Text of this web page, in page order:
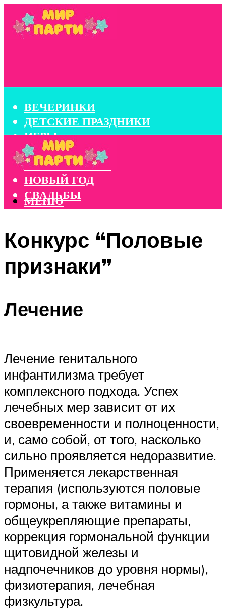
ВЕЧЕРИНКИ
ДЕТСКИЕ ПРАЗДНИКИ
ИГРЫ
КОНКУРСЫ
КОРПОРАТИВЫ
НОВЫЙ ГОД
СВАДЬБЫ
МЕНЮ
Конкурс “Половые
признаки”
Лечение
Лечение генитального
инфантилизма требует
комплексного подхода. Успех
лечебных мер зависит от их
своевременности и полноценности,
и, само собой, от того, насколько
сильно проявляется недоразвитие.
Применяется лекарственная
терапия (используются половые
гормоны, а также витамины и
общеукрепляющие препараты,
коррекция гормональной функции
щитовидной железы и
надпочечников до уровня нормы),
физиотерапия, лечебная
физкультура.